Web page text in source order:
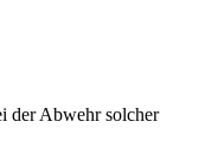
der Abwehr solcher